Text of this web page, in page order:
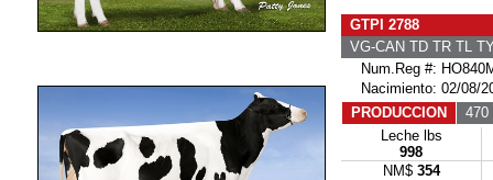
GTPI 2788
VG-CAN TD TR TL
Num.Reg #:
Nacimiento: 02/08/
PRODUCCION
470
Leche lbs
998
NM$ 354